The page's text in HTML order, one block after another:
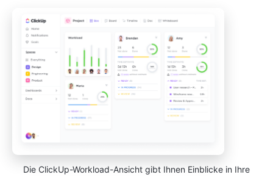
Die ClickUp-Workload-Ansicht gibt Ihnen Einblicke in Ihre